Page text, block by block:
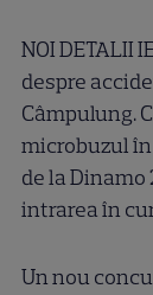
NOI DETALII
despre
Câmpulung.
microbuzul
de la Dinamo
intrarea în
Un nou